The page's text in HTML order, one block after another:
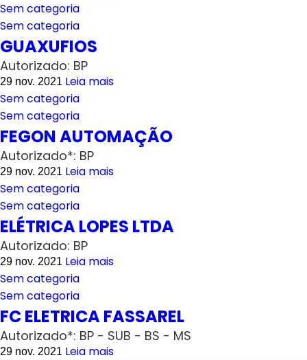
Sem categoria
Sem categoria
GUAXUFIOS
Autorizado: BP
29 nov. 2021 Leia mais
Sem categoria
Sem categoria
FEGON AUTOMAÇÃO
Autorizado*: BP
29 nov. 2021 Leia mais
Sem categoria
Sem categoria
ELÉTRICA LOPES LTDA
Autorizado: BP
29 nov. 2021 Leia mais
Sem categoria
Sem categoria
FC ELETRICA FASSAREL
Autorizado*: BP - SUB - BS - MS
29 nov. 2021 Leia mais